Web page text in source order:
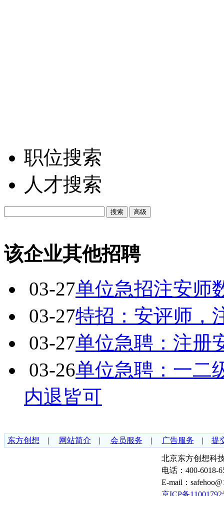
职位搜索
人才搜索
该企业其他招聘
03-27单位急招注安师
03-27特招：安评师，
03-27单位急聘：注册
03-26单位急聘：一二
内退皆可
东方创想 | 网站简介 | 会员服务 | 广告服务 | 提
北京东方创想科
电话：400-6018-
E-mail：
京ICP备11001792